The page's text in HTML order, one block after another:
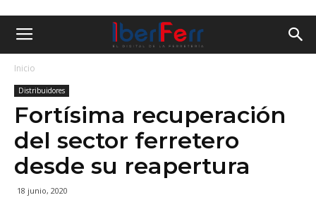
Inicio
Distribuidores
Fortísima recuperación
del sector ferretero
desde su reapertura
18 junio, 2020